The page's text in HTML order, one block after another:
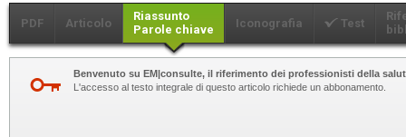
PDF Articolo
Riassunto
Parole chiave
Iconografia Test
Benvenuto su EM|consulte, il riferimento dei professionisti della
L'accesso al testo integrale di questo articolo richiede un abbonamento.